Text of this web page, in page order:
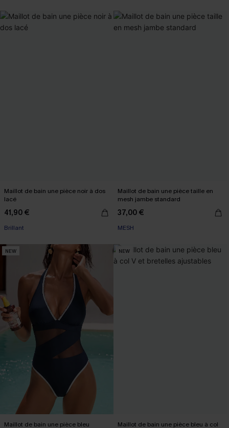
Maillot de bain une pièce noir à dos
lacé
41,90 €
Brillant
Maillot de bain une pièce taille en
mesh jambe standard
37,00 €
MESH
NEW
Maillot de bain une pièce bleu
NEW
Maillot de bain une pièce bleu à col